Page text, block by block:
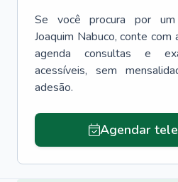
Se você procura por um
Joaquim Nabuco, conte com
agenda consultas e
acessíveis, sem
adesão.
Agendar